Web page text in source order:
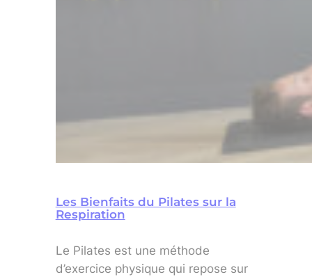
Les Bienfaits du Pilates sur la
Respiration
Le Pilates est une méthode
d’exercice physique qui repose sur